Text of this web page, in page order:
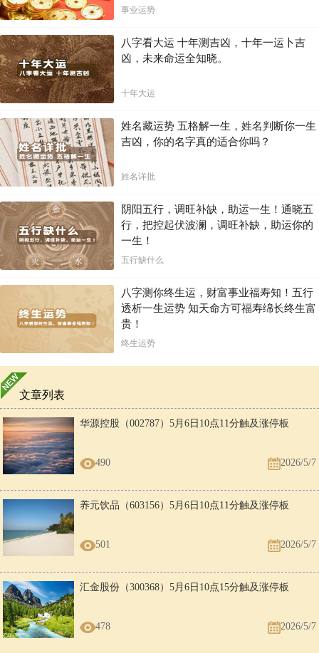
局！！
事业运势
八字看大运 十年测吉凶，十年一运卜吉
凶，未来命运全知晓。
十年大运
姓名藏运势 五格解一生，姓名判断你一生
吉凶，你的名字真的适合你吗？
姓名详批
阴阳五行，调旺补缺，助运一生！通晓五
行，把控起伏波澜，调旺补缺，助运你的
一生！
五行缺什么
八字测你终生运，财富事业福寿知！五行
透析一生运势 知天命方可福寿绵长终生富
贵！
终生运势
文章列表
华源控股（002787）5月6日10点11分触及涨停板
490 2026/5/7
养元饮品（603156）5月6日10点11分触及涨停板
501 2026/5/7
汇金股份（300368）5月6日10点15分触及涨停板
478 2026/5/7